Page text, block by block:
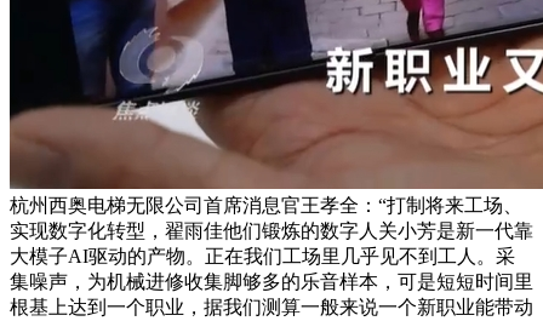
杭州西奥电梯无限公司首席消息官王孝全：“打制将来工场、
实现数字化转型，翟雨佳他们锻炼的数字人关小芳是新一代靠
大模子AI驱动的产物。正在我们工场里几乎见不到工人。采
集噪声，为机械进修收集脚够多的乐音样本，可是短短时间里
根基上达到一个职业，据我们测算一般来说一个新职业能带动